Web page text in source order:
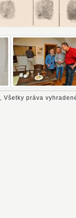
, Všetky práva